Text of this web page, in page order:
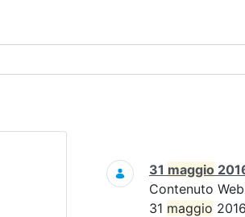
- Eventi
Ricerca
31 maggio
Contenuto Web
31 maggio